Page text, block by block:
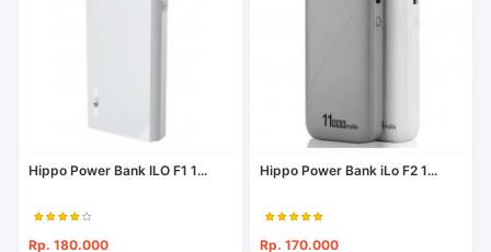
Hippo Power Bank ILO F1 1...
Rp. 180.000
Hippo Power Bank iLo F2 1...
Rp. 170.000